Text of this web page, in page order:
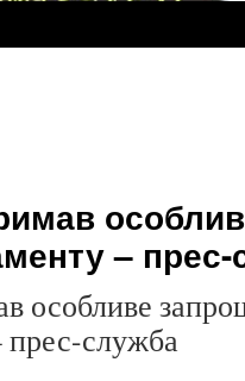
–
особливе
прес-служба